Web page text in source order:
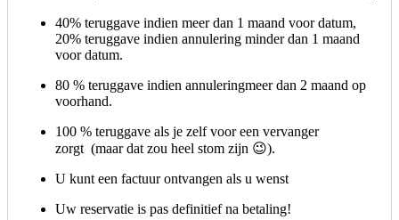
40% teruggave indien meer dan 1 maand voor datum,
20% teruggave indien annulering minder dan 1 maand
voor datum.
80 % teruggave indien annuleringmeer dan 2 maand op
voorhand.
100 % teruggave als je zelf voor een vervanger
zorgt (maar dat zou heel stom zijn 😉).
U kunt een factuur ontvangen als u wenst
Uw reservatie is pas definitief na betaling!